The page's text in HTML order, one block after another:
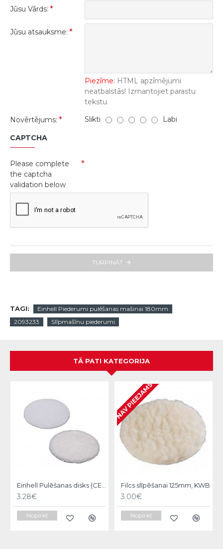
Jūsu Vārds:
Jūsu atsauksme:
Piezīme: HTML apzīmējumi
neatbalstās! Izmantojiet parastu
tekstu.
Novērtējums:
Slikti Labi
CAPTCHA
Please complete
the captcha
validation below
TURPINĀT
TAGI:
Einhell Piederumi pulēšanas mašinai 180mm
2093233
Slīpmašīnu piederumi
TĀ PATI KATEGORIJA
Einhell Pulēšanas disks (CE-CB18/254,CC-PO90)
3.28€
Nopirkt
NAV PIEEJAMS
Filcs slīpēšanai 125mm, KWB
3.00€
Nopirkt